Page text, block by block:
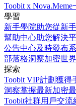
Toobit x Nova.Meme
學習
新手學院助您從新
幫助中心助您解決
公告中心及時發布
部落格洞察加密世
探索
Toobit VIP計劃獲得
洞察掌握最新加密
Toobit社群用戶交流